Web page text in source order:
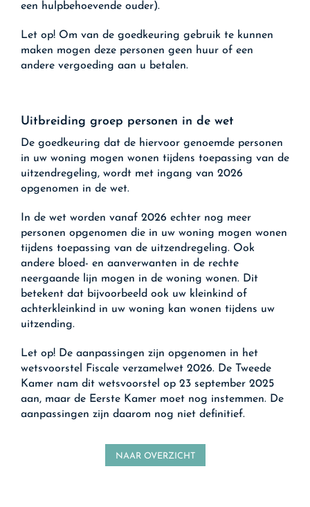
een hulpbehoevende ouder).
Let op! Om van de goedkeuring gebruik te kunnen
maken mogen deze personen geen huur of een
andere vergoeding aan u betalen.
Uitbreiding groep personen in de wet
De goedkeuring dat de hiervoor genoemde personen
in uw woning mogen wonen tijdens toepassing van de
uitzendregeling, wordt met ingang van 2026
opgenomen in de wet.
In de wet worden vanaf 2026 echter nog meer
personen opgenomen die in uw woning mogen wonen
tijdens toepassing van de uitzendregeling. Ook
andere bloed- en aanverwanten in de rechte
neergaande lijn mogen in de woning wonen. Dit
betekent dat bijvoorbeeld ook uw kleinkind of
achterkleinkind in uw woning kan wonen tijdens uw
uitzending.
Let op! De aanpassingen zijn opgenomen in het
wetsvoorstel Fiscale verzamelwet 2026. De Tweede
Kamer nam dit wetsvoorstel op 23 september 2025
aan, maar de Eerste Kamer moet nog instemmen. De
aanpassingen zijn daarom nog niet definitief.
NAAR OVERZICHT